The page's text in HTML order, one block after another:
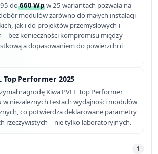
do660 Wp w 25 wariantach pozwala na
modułów zarówno do małych instalacji
jak i do projektów przemysłowych i
bez konieczności kompromisu między
a dopasowaniem do powierzchni
Top Performer 2025
nagrodę Kiwa PVEL Top Performer
w niezależnych testach wydajności modułów
co potwierdza deklarowane parametry
rzeczywistych – nie tylko laboratoryjnych.
1